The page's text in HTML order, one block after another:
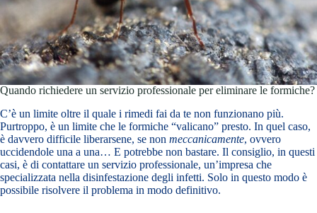
Quando richiedere un servizio professionale per eliminare le formiche?
C’è un limite oltre il quale i rimedi fai da te non funzionano più.
Purtroppo, è un limite che le formiche “valicano” presto. In quel caso,
è davvero difficile liberarsene, se non meccanicamente, ovvero
uccidendole una a una… E potrebbe non bastare. Il consiglio, in questi
casi, è di contattare un servizio professionale, un’impresa che
specializzata nella disinfestazione degli infetti. Solo in questo modo è
possibile risolvere il problema in modo definitivo.